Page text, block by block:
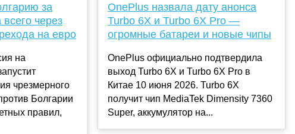
за
через
на евро
на
чрезмерного
Болгарии
правил,
OnePlus назвала дату анонса
Turbo 6X и Turbo 6X Pro —
огромные батареи и новые чипы
OnePlus официально подтвердила
выход Turbo 6X и Turbo 6X Pro в
Китае 10 июня 2026. Turbo 6X
получит чип MediaTek Dimensity 7360
Super, аккумулятор на...